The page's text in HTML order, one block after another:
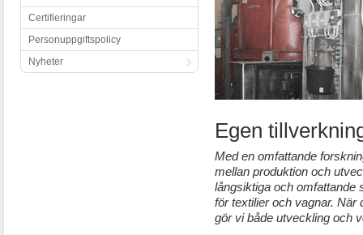
Certifieringar
Personuppgiftspolicy
Nyheter
Egen
Med en omfattande
mellan produktion och
långsiktiga och omfattande
för textilier och vagnar. När
gör vi både utveckling och